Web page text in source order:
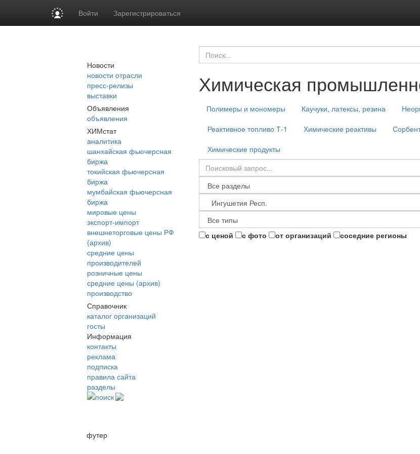
Войти Зарегистрироваться
Новости
новости отрасли
пресс-релизы
выставки
Объявления
объявления
ХИМстат
аналитика
шанхайская фьючерсная
биржа
токийская фьючерсная
биржа
мумбайская фьючерсная
биржа
мировые цены
экспорт-импорт
внешнеторговые цены РФ
(архив)
средние цены
производителей
розничные цены
средние цены (архив)
производство
Справочник
каталог организаций
госты
Информация
контакты
реклама
подписка
правила сайта
разделы
поиск
Химическая
Полимеры и мономеры Каучуки, латексы, резина
Реактивное топливо Т-1
Химические реактивы
Химические продукты
с ценой с фото от организаций соседние регионы
футер